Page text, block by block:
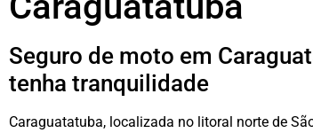
Seguro de moto em
tenha tranquilidade
Caraguatatuba, localizada no litoral norte de